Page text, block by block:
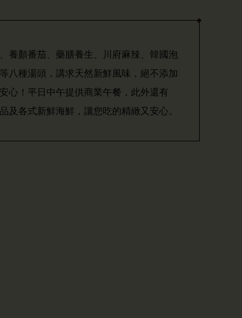
養顏番茄、藥膳養生、川府麻辣、韓國泡
八種湯頭，講求天然新鮮風味，絕不添加
心！平日中午提供商業午餐，此外還有
及各式新鮮海鮮，讓您吃的精緻又安心。